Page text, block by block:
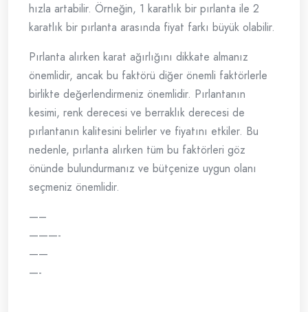
hızla artabilir. Örneğin, 1 karatlık bir pırlanta ile 2
karatlık bir pırlanta arasında fiyat farkı büyük olabilir.
Pırlanta alırken karat ağırlığını dikkate almanız
önemlidir, ancak bu faktörü diğer önemli faktörlerle
birlikte değerlendirmeniz önemlidir. Pırlantanın
kesimi, renk derecesi ve berraklık derecesi de
pırlantanın kalitesini belirler ve fiyatını etkiler. Bu
nedenle, pırlanta alırken tüm bu faktörleri göz
önünde bulundurmanız ve bütçenize uygun olanı
seçmeniz önemlidir.
—–
———-
——
—-